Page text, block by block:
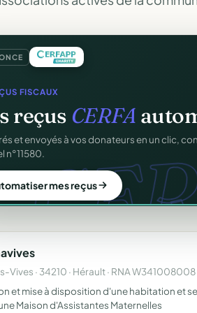
FISCAUX
reçus CERFA
et envoyés à vos donateurs en un clic,
n°11580.
mes reçus
DE DONS
des donsen
paiement sécurisé, reçu fiscal
100 % gratuit.
ma collecte
Vives · 34210 · Hérault · RNA W341008008
et mise à disposition d'une habitation et
Maison d'Assistantes Maternelles